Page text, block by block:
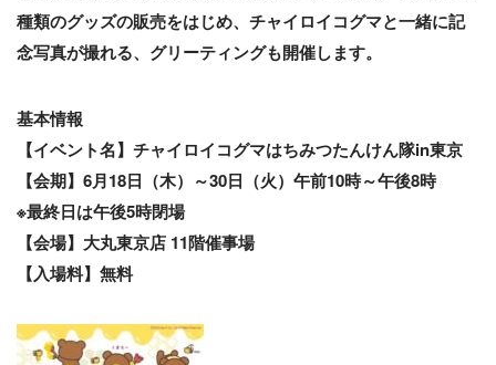
種類のグッズの販売をはじめ、チャイロイコグマと一緒に記
念写真が撮れる、グリーティングも開催します。
基本情報
【イベント名】チャイロイコグマはちみつたんけん隊in東京
【会期】6月18日（木）～30日（火）午前10時～午後8時
※最終日は午後5時閉場
【会場】大丸東京店 11階催事場
【入場料】無料